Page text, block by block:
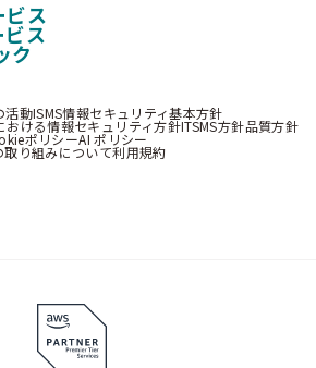
ビス
ス
ク
活動ISMS情報セキュリティ基本方針
おける情報セキュリティ方針ITSMS方針品質方針
ポリシーAI ポリシー
取り組みについて利用規約